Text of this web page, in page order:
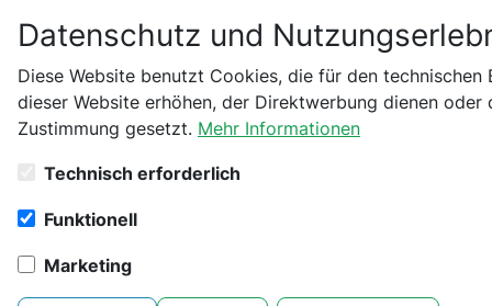
Startseite AC Infinity Belüftung und
Bitte bestätige
Bist du schon 18
Datenschutz und
Diese Website benutzt Cookies, die für den
dieser Website erhöhen, der Direktwerbung dienen
Zustimmung gesetzt. Mehr Informationen
Technisch erforderlich
Funktionell
Marketing